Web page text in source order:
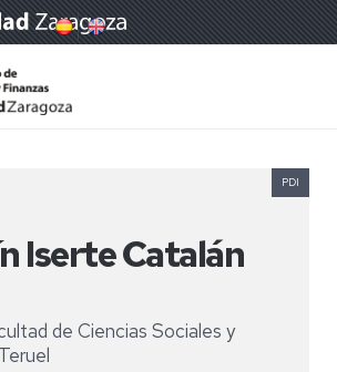
Iserte Catalán
PDI
de Ciencias Sociales y